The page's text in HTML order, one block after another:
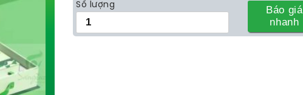
Số lượng
Báo giá
nhanh